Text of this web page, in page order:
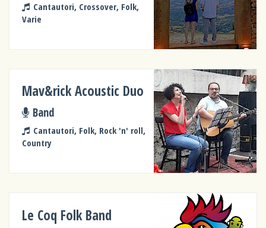
Cantautori, Crossover, Folk,
Varie
Mav&rick Acoustic Duo
Band
Cantautori, Folk, Rock 'n' roll,
Country
Le Coq Folk Band